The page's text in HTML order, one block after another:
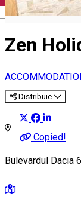
English
Zen
Distribuie
Copied!
Bulevardul Dacia